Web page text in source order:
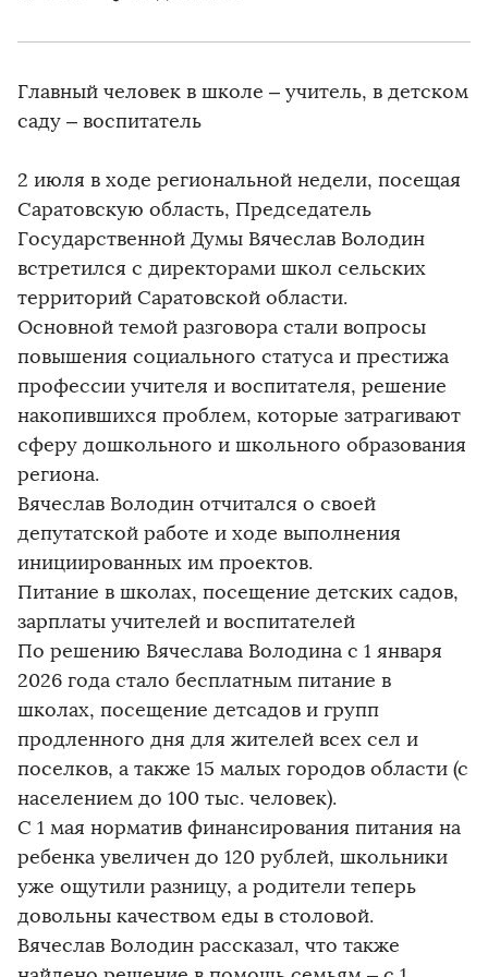
Главный человек в школе – учитель, в детском
саду – воспитатель
2 июля в ходе региональной недели, посещая
Саратовскую область, Председатель
Государственной Думы Вячеслав Володин
встретился с директорами школ сельских
территорий Саратовской области.
Основной темой разговора стали вопросы
повышения социального статуса и престижа
профессии учителя и воспитателя, решение
накопившихся проблем, которые затрагивают
сферу дошкольного и школьного образования
региона.
Вячеслав Володин отчитался о своей
депутатской работе и ходе выполнения
инициированных им проектов.
Питание в школах, посещение детских садов,
зарплаты учителей и воспитателей
По решению Вячеслава Володина с 1 января
2026 года стало бесплатным питание в
школах, посещение детсадов и групп
продленного дня для жителей всех сел и
поселков, а также 15 малых городов области (с
населением до 100 тыс. человек).
С 1 мая норматив финансирования питания на
ребенка увеличен до 120 рублей, школьники
уже ощутили разницу, а родители теперь
довольны качеством еды в столовой.
Вячеслав Володин рассказал, что также